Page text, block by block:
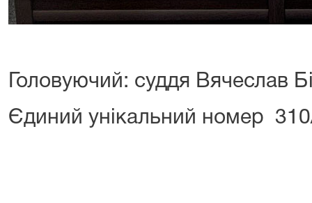
Головуючий: суддя Вячеслав
Єдиний унікальний номер